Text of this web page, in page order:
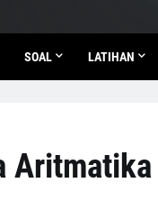
SOAL LATIHAN
Aritmatika